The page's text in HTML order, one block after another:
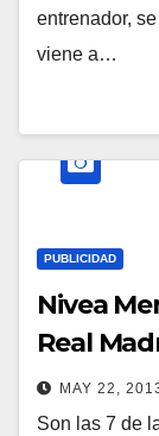
entrenador,
viene a…
PUBLICIDAD
Nivea
Real
MAY 22,
Son las 7 de